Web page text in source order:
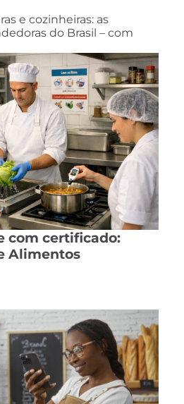
e cozinheiras: as
do Brasil – com
com certificado:
Alimentos